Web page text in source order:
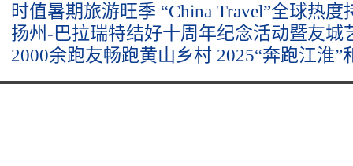
时值暑期旅游旺季 “China Travel”全球热度
扬州-巴拉瑞特结好十周年纪念活动暨友城
2000余跑友畅跑黄山乡村 2025“奔跑江淮”